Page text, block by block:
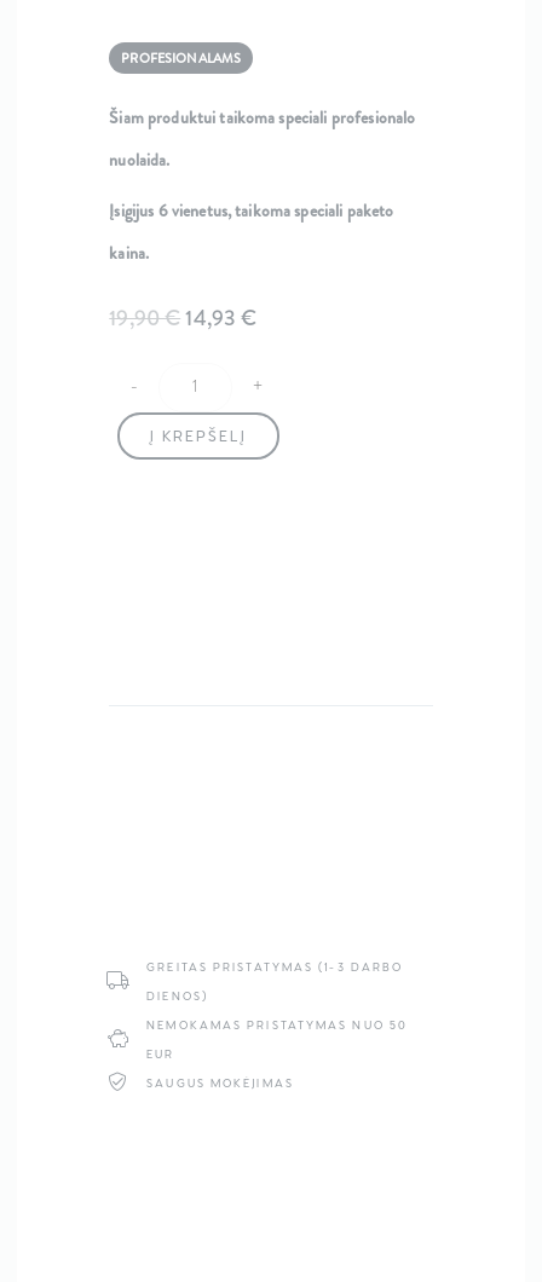
PROFESIONALAMS
Šiam produktui taikoma speciali profesionalo
nuolaida.
Įsigijus 6 vienetus, taikoma speciali paketo
kaina.
19,90€Original
was:
14,93€
is:
- +
Į KREPŠELĮ
GREITAS PRISTATYMAS (1-3 DARBO
DIENOS)
NEMOKAMAS PRISTATYMAS NUO 50
EUR
SAUGUS MOKĖJIMAS